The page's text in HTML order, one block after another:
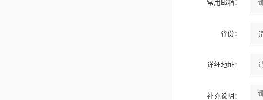
常用邮箱：
省份：
详细地址：
补充说明：